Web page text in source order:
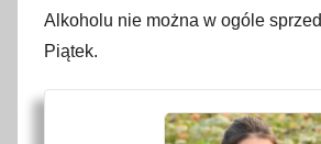
Alkoholu nie można w ogóle
Piątek.